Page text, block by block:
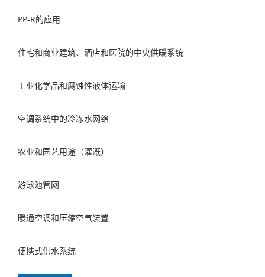
PP-R的应用
住宅和商业建筑、酒店和医院的中央供暖系统
工业化学品和腐蚀性液体运输
空调系统中的冷冻水网络
农业和园艺用途（灌溉）
游泳池管网
暖通空调和压缩空气装置
便携式供水系统